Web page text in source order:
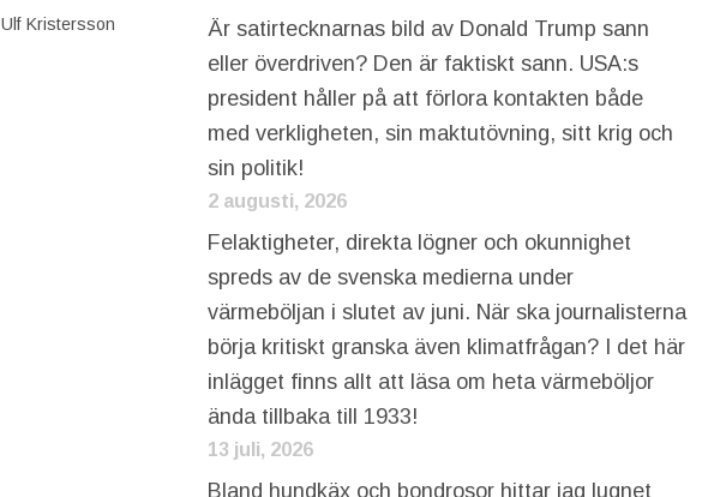
Ulf Kristersson
Är satirtecknarnas bild av Donald Trump sann
eller överdriven? Den är faktiskt sann. USA:s
president håller på att förlora kontakten både
med verkligheten, sin maktutövning, sitt krig och
sin politik!
2 augusti, 2026
Felaktigheter, direkta lögner och okunnighet
spreds av de svenska medierna under
värmeböljan i slutet av juni. När ska journalisterna
börja kritiskt granska även klimatfrågan? I det här
inlägget finns allt att läsa om heta värmeböljor
ända tillbaka till 1933!
13 juli, 2026
Bland hundkäx och bondrosor hittar jag lugnet